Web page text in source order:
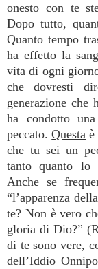
onesto con te
Dopo tutto,
Quanto tempo
ha effetto la
vita di ogni
che dovresti
generazione
ha condotto
peccato.Questa è
che tu sei un
tanto quanto lo
Anche se
“l’apparenza
te? Non è vero
gloria di Dio?”
di te sono vere,
dell’Iddio